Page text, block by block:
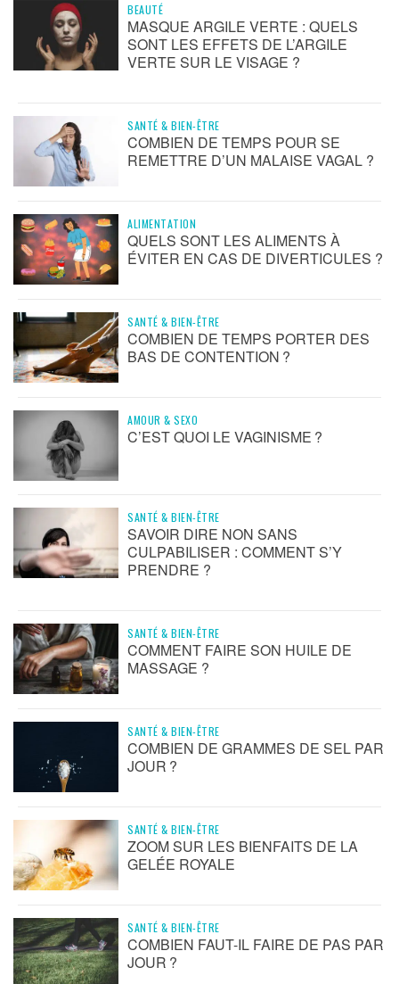
BEAUTÉ
MASQUE ARGILE VERTE : QUELS
SONT LES EFFETS DE L’ARGILE
VERTE SUR LE VISAGE ?
SANTÉ & BIEN-ÊTRE
COMBIEN DE TEMPS POUR SE
REMETTRE D’UN MALAISE VAGAL ?
ALIMENTATION
QUELS SONT LES ALIMENTS À
ÉVITER EN CAS DE DIVERTICULES ?
SANTÉ & BIEN-ÊTRE
COMBIEN DE TEMPS PORTER DES
BAS DE CONTENTION ?
AMOUR & SEXO
C’EST QUOI LE VAGINISME ?
SANTÉ & BIEN-ÊTRE
SAVOIR DIRE NON SANS
CULPABILISER : COMMENT S’Y
PRENDRE ?
SANTÉ & BIEN-ÊTRE
COMMENT FAIRE SON HUILE DE
MASSAGE ?
SANTÉ & BIEN-ÊTRE
COMBIEN DE GRAMMES DE SEL PAR
JOUR ?
SANTÉ & BIEN-ÊTRE
ZOOM SUR LES BIENFAITS DE LA
GELÉE ROYALE
SANTÉ & BIEN-ÊTRE
COMBIEN FAUT-IL FAIRE DE PAS PAR
JOUR ?